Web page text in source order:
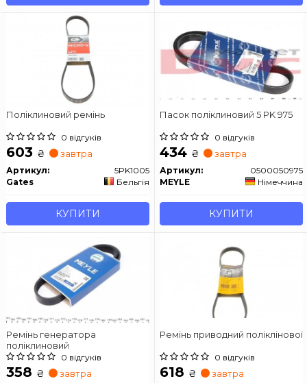
Поліклиновий ремінь
0 відгуків
603 ₴ завтра
Артикул:
5PK1005
Gates
Бельгія
КУПИТИ
Пасок поліклиновий 5 PK 975
0 відгуків
434 ₴ завтра
Артикул:
0500050975
MEYLE
Німеччина
КУПИТИ
Ремінь генератора
поліклиновий
0 відгуків
358 ₴ завтра
Ремінь приводний поліклінової
0 відгуків
618 ₴ завтра